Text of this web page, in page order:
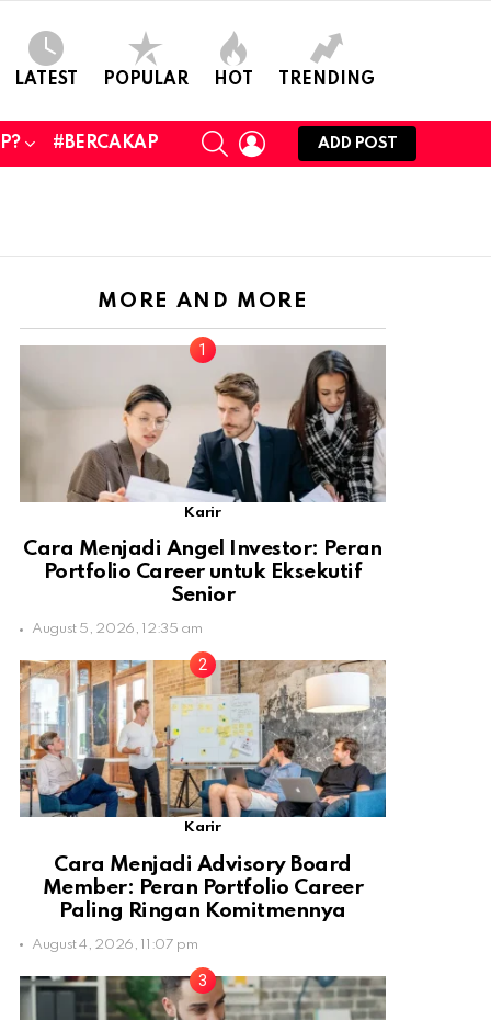
LATEST POPULAR HOT TRENDING
#BERCAKAP
SEARCHLOGIN
ADD POST
MORE AND MORE
Karir
Cara Menjadi Angel Investor: Peran
Portfolio Career untuk Eksekutif
Senior
August 5, 2026, 12:35 am
Karir
Cara Menjadi Advisory Board
Member: Peran Portfolio Career
Paling Ringan Komitmennya
August 4, 2026, 11:07 pm